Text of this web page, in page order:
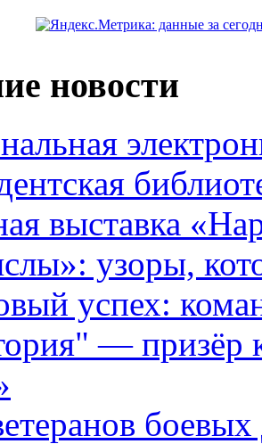
новости
выставка
узоры,
успех:
— призёр